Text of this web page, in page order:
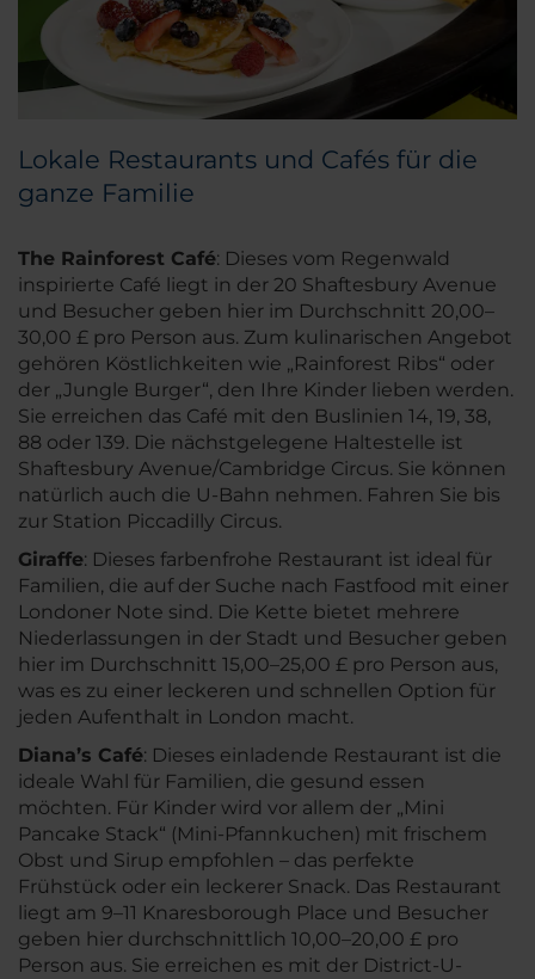
Lokale Restaurants und Cafés für die
ganze Familie
The Rainforest Café: Dieses vom Regenwald
inspirierte Café liegt in der 20 Shaftesbury Avenue
und Besucher geben hier im Durchschnitt 20,00–
30,00 £ pro Person aus. Zum kulinarischen Angebot
gehören Köstlichkeiten wie „Rainforest Ribs“ oder
der „Jungle Burger“, den Ihre Kinder lieben werden.
Sie erreichen das Café mit den Buslinien 14, 19, 38,
88 oder 139. Die nächstgelegene Haltestelle ist
Shaftesbury Avenue/Cambridge Circus. Sie können
natürlich auch die U-Bahn nehmen. Fahren Sie bis
zur Station Piccadilly Circus.
Giraffe: Dieses farbenfrohe Restaurant ist ideal für
Familien, die auf der Suche nach Fastfood mit einer
Londoner Note sind. Die Kette bietet mehrere
Niederlassungen in der Stadt und Besucher geben
hier im Durchschnitt 15,00–25,00 £ pro Person aus,
was es zu einer leckeren und schnellen Option für
jeden Aufenthalt in London macht.
Diana’s Café: Dieses einladende Restaurant ist die
ideale Wahl für Familien, die gesund essen
möchten. Für Kinder wird vor allem der „Mini
Pancake Stack“ (Mini-Pfannkuchen) mit frischem
Obst und Sirup empfohlen – das perfekte
Frühstück oder ein leckerer Snack. Das Restaurant
liegt am 9–11 Knaresborough Place und Besucher
geben hier durchschnittlich 10,00–20,00 £ pro
Person aus. Sie erreichen es mit der District-U-